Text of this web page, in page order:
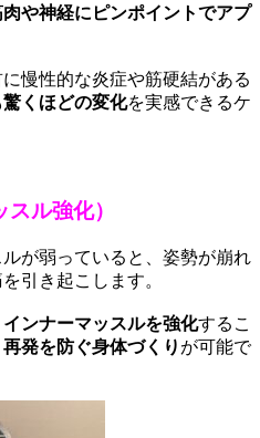
肉や神経にピンポイントでアプ
慢性的な炎症や筋硬結がある
くほどの変化を実感できるケ
ル強化）
が弱っていると、姿勢が崩れ
引き起こします。
ンナーマッスルを強化するこ
発を防ぐ身体づくり が可能で